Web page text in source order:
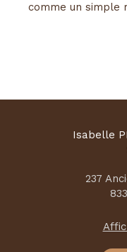
comme un simple
Isabelle
237